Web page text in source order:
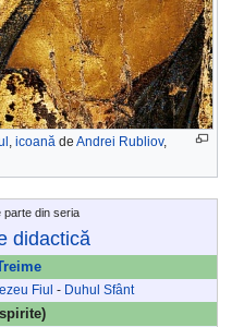
, icoană de Andrei Rubliov,
parte din seria
didactică
Fiul - Duhul Sfânt